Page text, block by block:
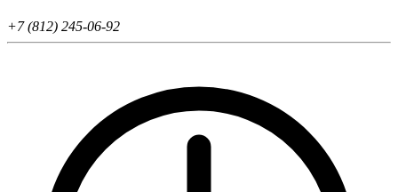
+7 (812) 245-06-92